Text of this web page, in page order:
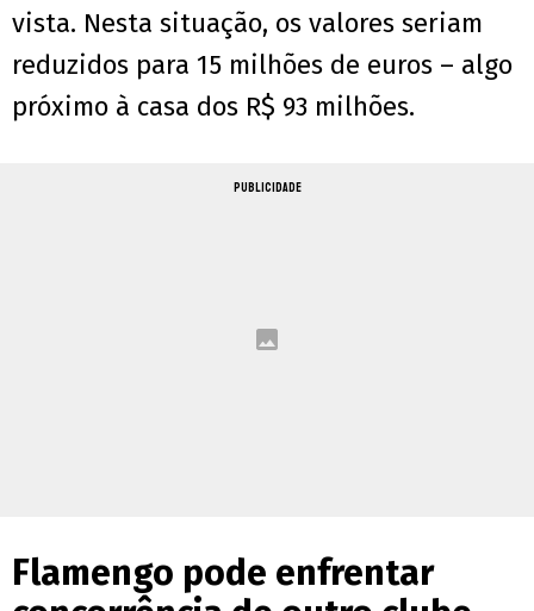
vista. Nesta situação, os valores seriam
reduzidos para 15 milhões de euros – algo
próximo à casa dos R$ 93 milhões.
PUBLICIDADE
Flamengo pode enfrentar